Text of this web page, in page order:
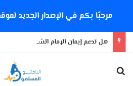
مرحبًا بكم في الإصدار الجديد
هل تدعم إيمان الإمام الشذوذ الجنسي؟